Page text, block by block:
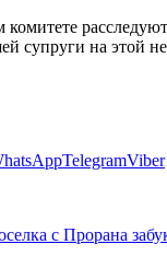
супруги на этой
TelegramViber
с Прорана